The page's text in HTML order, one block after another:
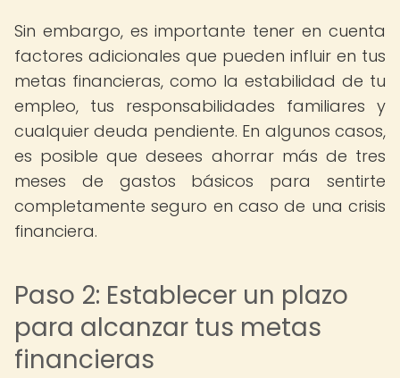
Sin embargo, es importante tener en cuenta
factores adicionales que pueden influir en tus
metas financieras, como la estabilidad de tu
empleo, tus responsabilidades familiares y
cualquier deuda pendiente. En algunos casos,
es posible que desees ahorrar más de tres
meses de gastos básicos para sentirte
completamente seguro en caso de una crisis
financiera.
Paso 2: Establecer un plazo
para alcanzar tus metas
financieras